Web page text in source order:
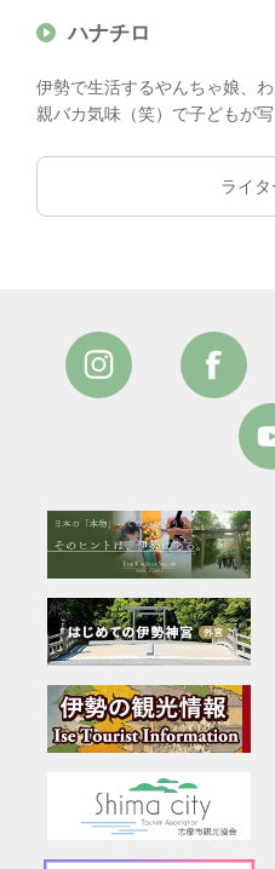
ハナチロ
伊勢で生活するやんちゃ娘、
親バカ気味（笑）で子どもが
ライ